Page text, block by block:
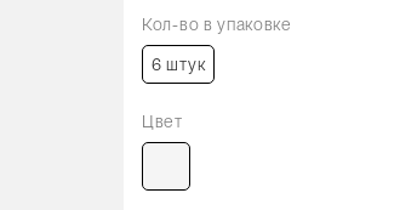
Кол-во в упаковке
6 штук
Цвет